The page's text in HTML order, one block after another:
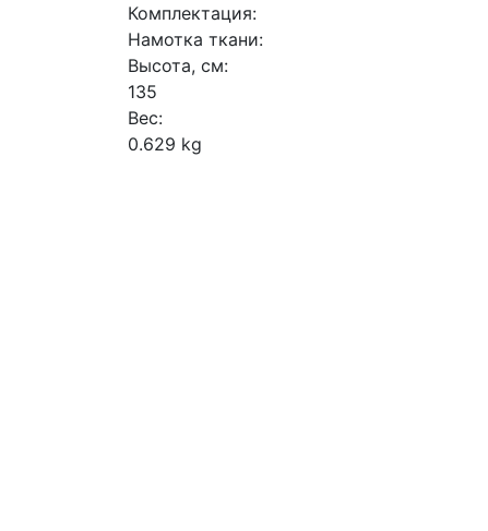
Комплектация:
Намотка ткани:
Высота, см:
135
Вес:
0.629 kg